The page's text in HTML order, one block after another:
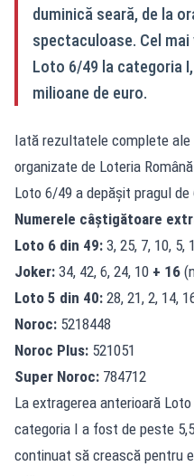
duminică seară, de la
spectaculoase. Cel
Loto 6/49 la categoria
milioane de euro.
Iată rezultatele complete ale
organizate de Loteria
Loto 6/49 a depășit pragul de
Numerele câștigătoare
Loto 6 din 49: 3, 25, 7, 10, 5,
Joker: 34, 42, 6, 24, 10 + 16
Loto 5 din 40: 28, 21, 2, 14,
Noroc: 5218448
Noroc Plus: 521051
Super Noroc: 784712
La extragerea anterioară
categoria I a fost de peste
continuat să crească pentru